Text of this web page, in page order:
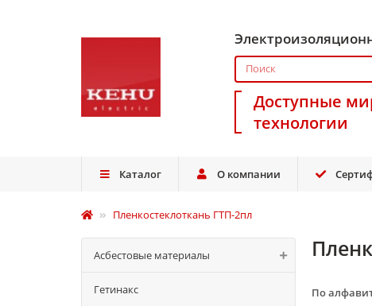
Доступные
технологии
Каталог О компании
Пленкостеклоткань ГТП-2пл
Асбестовые материалы
Гетинакс По